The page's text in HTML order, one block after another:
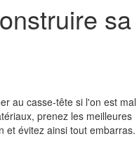
sa
au casse-tête si l'on est mal
prenez les meilleures
et évitez ainsi tout embarras.